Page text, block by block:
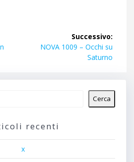
Successivo:
Articolo
NOVA 1009 – Occhi su
Saturno
Cerca
recenti
x